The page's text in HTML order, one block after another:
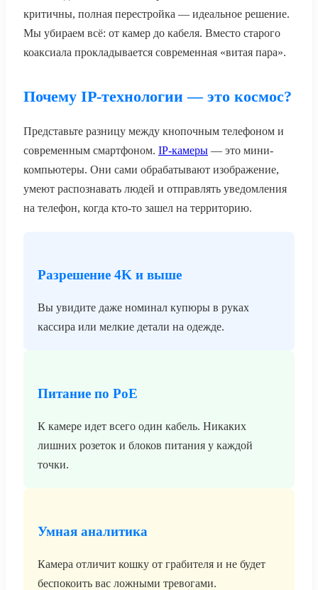
критичны, полная перестройка — идеальное решение.
Мы убираем всё: от камер до кабеля. Вместо старого
коаксиала прокладывается современная «витая пара».
Почему IP-технологии — это космос?
Представьте разницу между кнопочным телефоном и
современным смартфоном. IP-камеры — это мини-
компьютеры. Они сами обрабатывают изображение,
умеют распознавать людей и отправлять уведомления
на телефон, когда кто-то зашел на территорию.
Разрешение 4K и выше
Вы увидите даже номинал купюры в руках
кассира или мелкие детали на одежде.
Питание по PoE
К камере идет всего один кабель. Никаких
лишних розеток и блоков питания у каждой
точки.
Умная аналитика
Камера отличит кошку от грабителя и не будет
беспокоить вас ложными тревогами.